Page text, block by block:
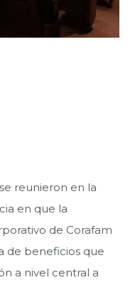
reunieron en la
en que la
de Corafam
de beneficios que
a nivel central a